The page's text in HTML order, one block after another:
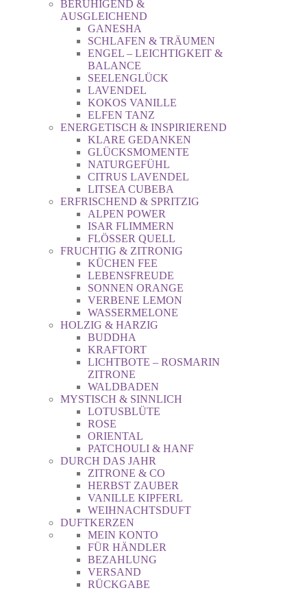
BERUHIGEND &
AUSGLEICHEND
GANESHA
SCHLAFEN & TRÄUMEN
ENGEL – LEICHTIGKEIT &
BALANCE
SEELENGLÜCK
LAVENDEL
KOKOS VANILLE
ELFEN TANZ
ENERGETISCH & INSPIRIEREND
KLARE GEDANKEN
GLÜCKSMOMENTE
NATURGEFÜHL
CITRUS LAVENDEL
LITSEA CUBEBA
ERFRISCHEND & SPRITZIG
ALPEN POWER
ISAR FLIMMERN
FLÖSSER QUELL
FRUCHTIG & ZITRONIG
KÜCHEN FEE
LEBENSFREUDE
SONNEN ORANGE
VERBENE LEMON
WASSERMELONE
HOLZIG & HARZIG
BUDDHA
KRAFTORT
LICHTBOTE – ROSMARIN
ZITRONE
WALDBADEN
MYSTISCH & SINNLICH
LOTUSBLÜTE
ROSE
ORIENTAL
PATCHOULI & HANF
DURCH DAS JAHR
ZITRONE & CO
HERBST ZAUBER
VANILLE KIPFERL
WEIHNACHTSDUFT
DUFTKERZEN
MEIN KONTO
FÜR HÄNDLER
BEZAHLUNG
VERSAND
RÜCKGABE